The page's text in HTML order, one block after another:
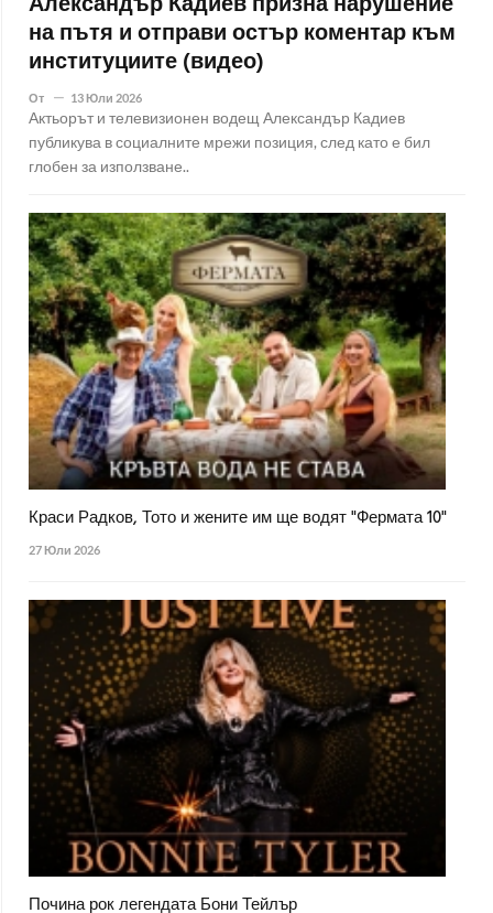
на пътя и отправи остър коментар към
институциите (видео)
От 13 Юли 2026
Актьорът и телевизионен водещ Александър Кадиев
публикува в социалните мрежи позиция, след като е бил
глобен за използване..
Краси Радков, Тото и жените им ще водят "Фермата 10"
27 Юли 2026
Почина рок легендата Бони Тейлър